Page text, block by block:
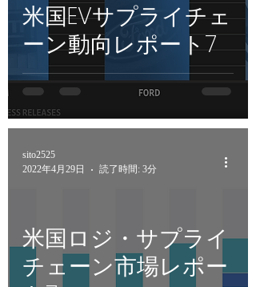
米国EVサプライチェ
ーン動向レポート7
米国ロジ・サプライ
チェーン市場レポー
sito2525
2022年4月29日
読了時間: 3分